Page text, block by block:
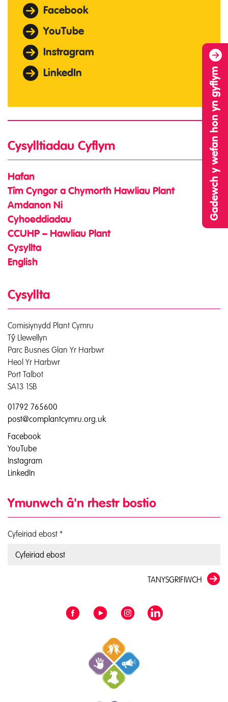
Gadewch y wefan hon yn gyflym
Facebook
YouTube
Instragram
LinkedIn
Cysylltiadau Cyflym
Hafan
Tîm Cyngor a Chymorth Hawliau Plant
Amdanon Ni
Cyhoeddiadau
CCUHP – Hawliau Plant
Cysyllta
English
Cysyllta
Comisiynydd Plant Cymru
Tŷ Llewellyn
Parc Busnes Glan Yr Harbwr
Heol Yr Harbwr
Port Talbot
SA13 1SB
01792 765600
post@complantcymru.org.uk
Facebook
YouTube
Instagram
LinkedIn
Ymunwch â'n rhestr bostio
Cyfeiriad ebost *
TANYSGRIFIWCH